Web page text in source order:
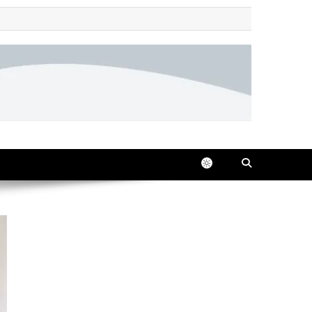
in one place, 24/7.